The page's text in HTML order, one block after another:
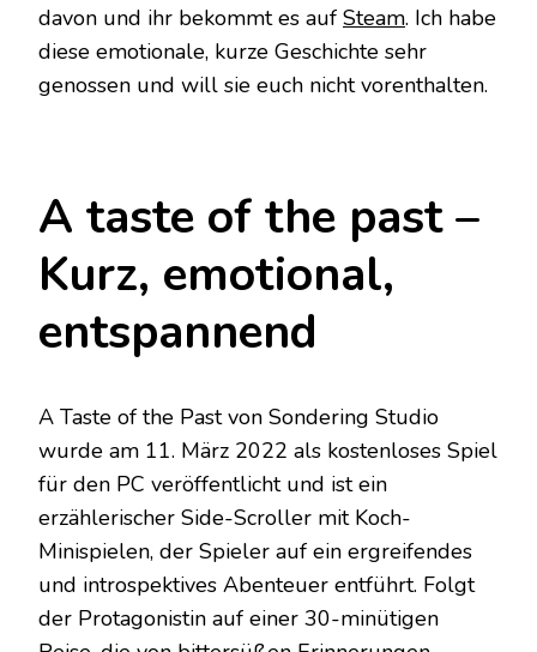
davon und ihr bekommt es auf Steam. Ich habe
diese emotionale, kurze Geschichte sehr
genossen und will sie euch nicht vorenthalten.
A taste of the past –
Kurz, emotional,
entspannend
A Taste of the Past von Sondering Studio
wurde am 11. März 2022 als kostenloses Spiel
für den PC veröffentlicht und ist ein
erzählerischer Side-Scroller mit Koch-
Minispielen, der Spieler auf ein ergreifendes
und introspektives Abenteuer entführt. Folgt
der Protagonistin auf einer 30-minütigen